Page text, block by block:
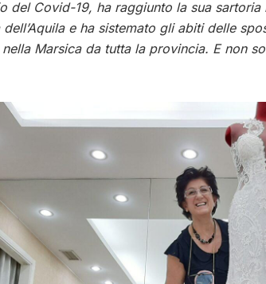
del Covid-19, ha raggiunto la sua sartoria
e ha sistemato gli abiti delle
Marsica da tutta la provincia. E non